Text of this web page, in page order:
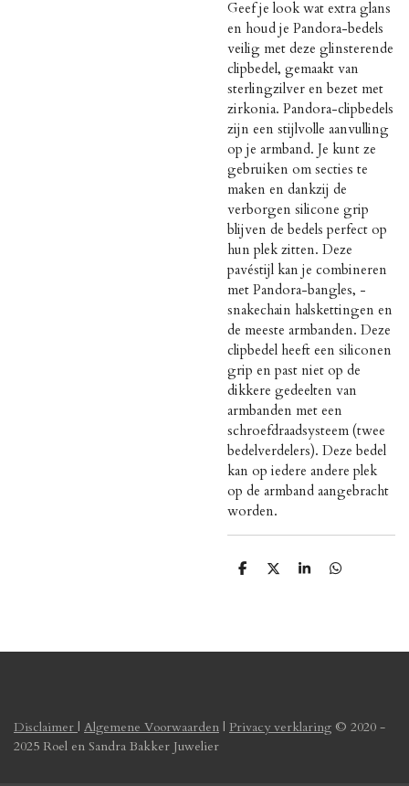
Geef je look wat extra glans
en houd je Pandora-bedels
veilig met deze glinsterende
clipbedel, gemaakt van
sterlingzilver en bezet met
zirkonia. Pandora-clipbedels
zijn een stijlvolle aanvulling
op je armband. Je kunt ze
gebruiken om secties te
maken en dankzij de
verborgen silicone grip
blijven de bedels perfect op
hun plek zitten. Deze
pavéstijl kan je combineren
met Pandora-bangles, -
snakechain halskettingen en
de meeste armbanden. Deze
clipbedel heeft een siliconen
grip en past niet op de
dikkere gedeelten van
armbanden met een
schroefdraadsysteem (twee
bedelverdelers). Deze bedel
kan op iedere andere plek
op de armband aangebracht
worden.
D
D
S
D
Disclaimer | Algemene Voorwaarden | Privacy verklaring © 2020 -
2025 Roel en Sandra Bakker Juwelier